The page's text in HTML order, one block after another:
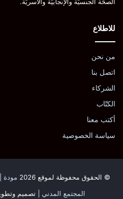
للاطلاع
من نحن
اتصل بنا
الشركاء
الكتّاب
أكتب معنا
سياسة الخصوصية
© الحقوق محفوظة لموقع 2026 مودة
المجتمع المدني | تصميم